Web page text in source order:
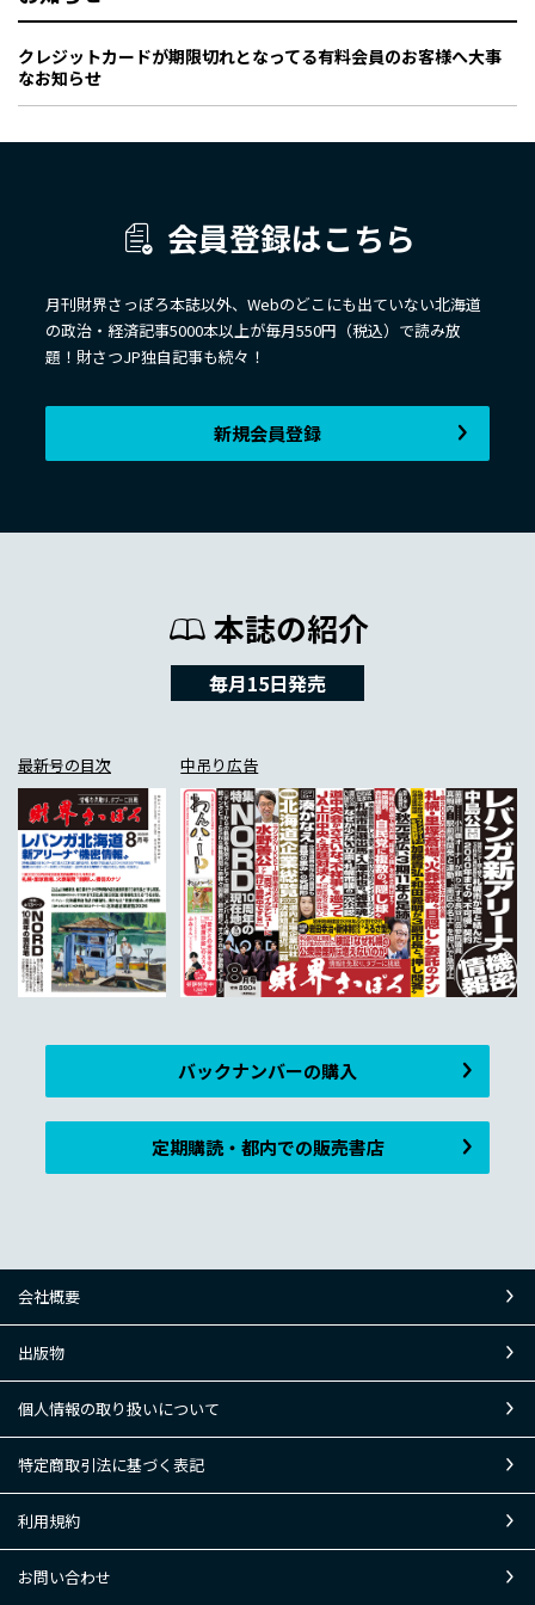
クレジットカードが期限切れとなってる有料会員のお客様へ大事
なお知らせ
会員登録はこちら
月刊財界さっぽろ本誌以外、Webのどこにも出ていない北海道
の政治・経済記事5000本以上が毎月550円（税込）で読み放
題！財さつJP独自記事も続々！
新規会員登録
本誌の紹介
毎月15日発売
最新号の目次 中吊り広告
バックナンバーの購入
定期購読・都内での販売書店
会社概要
出版物
個人情報の取り扱いについて
特定商取引法に基づく表記
利用規約
お問い合わせ